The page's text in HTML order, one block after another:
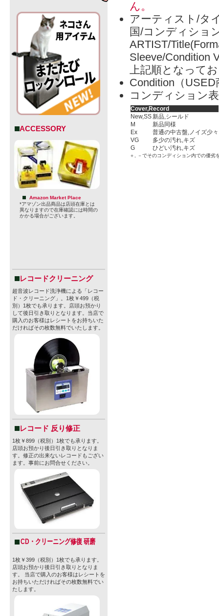
ACCESSORY
Amazon Market Place
*アマゾン出品商品は店頭在庫とは
異なりますので在庫確認には時間の
かかる場合がございます。
レコードクリーニング
超音波レコード洗浄機による「レコー
ド・クリーニング」。1枚￥499（税
別）1枚でも承ります。店頭お預かり
して後日引き取りとなります。当店で
購入のお客様はレシートをお持ちいた
だければその枚数無料でいたします。
レコード 反り修正
1枚￥899（税別）1枚でも承ります。
店頭お預かり後日引き取りとなりま
す。修正の出来ないレコードもござい
ます。事前にお問合せください。
CD・クリーニング修復 研磨
1枚￥399（税別）1枚でも承ります。
店頭お預かり後日引き取りとなりま
す。 当店で購入のお客様はレシートを
お持ちいただければその枚数無料でい
たします。
ん。
アーティスト/タ
国/コンディショ
ARTIST/
Sleeve/Condition
上記順となって
Condition（
コンディション
Cover,Record
New,SS新品,シールド
M
新品同様
Ex
普通の中古盤,ノイズ少々
VG
多少の汚れ,キズ
G
ひどい汚れ,キズ
＋, －でそのコンディション内での優劣